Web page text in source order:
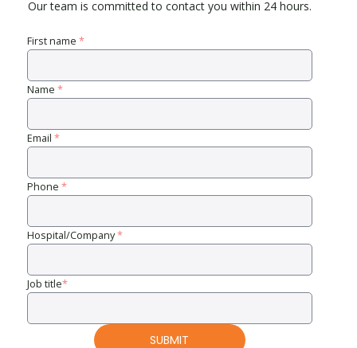
Our team is committed to contact you within 24 hours.
First name *
Name *
Email *
Phone *
Hospital/Company*
Job title*